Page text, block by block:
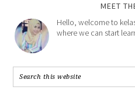
MEET
Hello, welcome to
where we can start